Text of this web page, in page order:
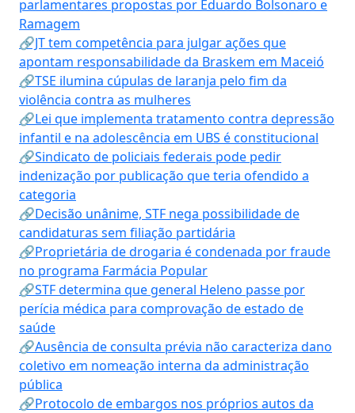
parlamentares propostas por Eduardo Bolsonaro e
Ramagem
🔗JT tem competência para julgar ações que
apontam responsabilidade da Braskem em Maceió
🔗TSE ilumina cúpulas de laranja pelo fim da
violência contra as mulheres
🔗Lei que implementa tratamento contra depressão
infantil e na adolescência em UBS é constitucional
🔗Sindicato de policiais federais pode pedir
indenização por publicação que teria ofendido a
categoria
🔗Decisão unânime, STF nega possibilidade de
candidaturas sem filiação partidária
🔗Proprietária de drogaria é condenada por fraude
no programa Farmácia Popular
🔗STF determina que general Heleno passe por
perícia médica para comprovação de estado de
saúde
🔗Ausência de consulta prévia não caracteriza dano
coletivo em nomeação interna da administração
pública
🔗Protocolo de embargos nos próprios autos da